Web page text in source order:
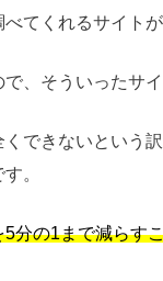
てくれるサイトが
、そういったサ
できないという
。
分の1まで減らす